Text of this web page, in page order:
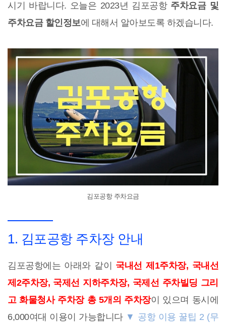
시기 바랍니다. 오늘은 2023년 김포공항 주차요금 및
주차요금 할인정보에 대해서 알아보도록 하겠습니다.
김포공항 주차요금
1. 김포공항 주차장 안내
김포공항에는 아래와 같이 국내선 제1주차장, 국내선
제2주차장, 국제선 지하주차장, 국제선 주차빌딩 그리
고 화물청사 주차장 총 5개의 주차장이 있으며 동시에
6,000여대 이용이 가능합니다 ▼ 공항 이용 꿀팁 2 (무